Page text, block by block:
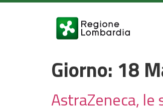
Giorno: 18
AstraZeneca,